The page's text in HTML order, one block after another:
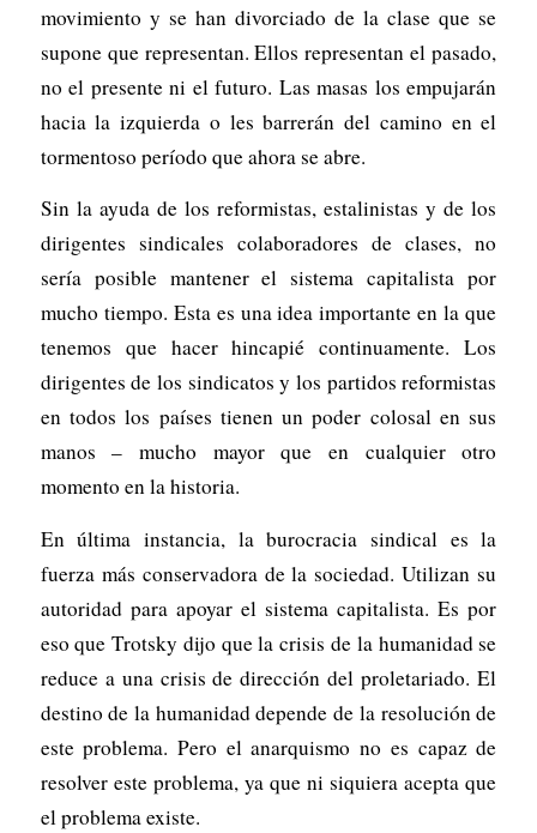
movimiento y se han divorciado de la clase que se
supone que representan. Ellos representan el pasado,
no el presente ni el futuro. Las masas los empujarán
hacia la izquierda o les barrerán del camino en el
tormentoso período que ahora se abre.
Sin la ayuda de los reformistas, estalinistas y de los
dirigentes sindicales colaboradores de clases, no
sería posible mantener el sistema capitalista por
mucho tiempo. Esta es una idea importante en la que
tenemos que hacer hincapié continuamente. Los
dirigentes de los sindicatos y los partidos reformistas
en todos los países tienen un poder colosal en sus
manos – mucho mayor que en cualquier otro
momento en la historia.
En última instancia, la burocracia sindical es la
fuerza más conservadora de la sociedad. Utilizan su
autoridad para apoyar el sistema capitalista. Es por
eso que Trotsky dijo que la crisis de la humanidad se
reduce a una crisis de dirección del proletariado. El
destino de la humanidad depende de la resolución de
este problema. Pero el anarquismo no es capaz de
resolver este problema, ya que ni siquiera acepta que
el problema existe.